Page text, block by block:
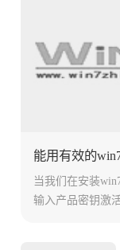
当我们在安装
输入产品密钥激